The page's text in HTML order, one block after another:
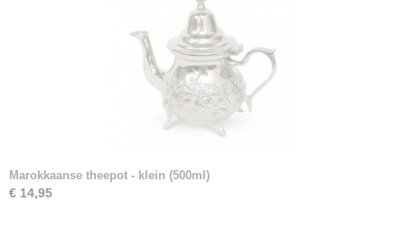
Marokkaanse theepot - klein (500ml)
€ 14,95